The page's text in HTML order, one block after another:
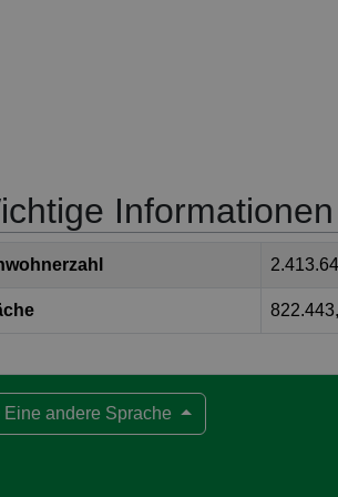
Informationen
Eine andere Sprache